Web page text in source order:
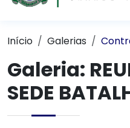
Início Galerias
Galeria:
SEDE